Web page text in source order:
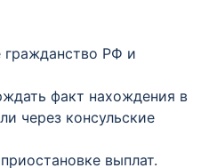
гражданство РФ и
факт нахождения в
через консульские
выплат.​